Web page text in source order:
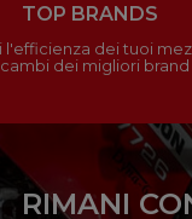
TOP BRANDS
l'efficienza dei tuoi
dei migliori brand
RIMANI